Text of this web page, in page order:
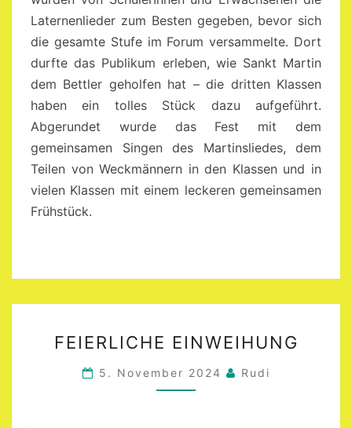
Laternenlieder zum Besten gegeben, bevor sich
die gesamte Stufe im Forum versammelte. Dort
durfte das Publikum erleben, wie Sankt Martin
dem Bettler geholfen hat – die dritten Klassen
haben ein tolles Stück dazu aufgeführt.
Abgerundet wurde das Fest mit dem
gemeinsamen Singen des Martinsliedes, dem
Teilen von Weckmännern in den Klassen und in
vielen Klassen mit einem leckeren gemeinsamen
Frühstück.
EINWEIHUNG
FEIERLICHE EINWEIHUNG
5. November 2024 Rudi